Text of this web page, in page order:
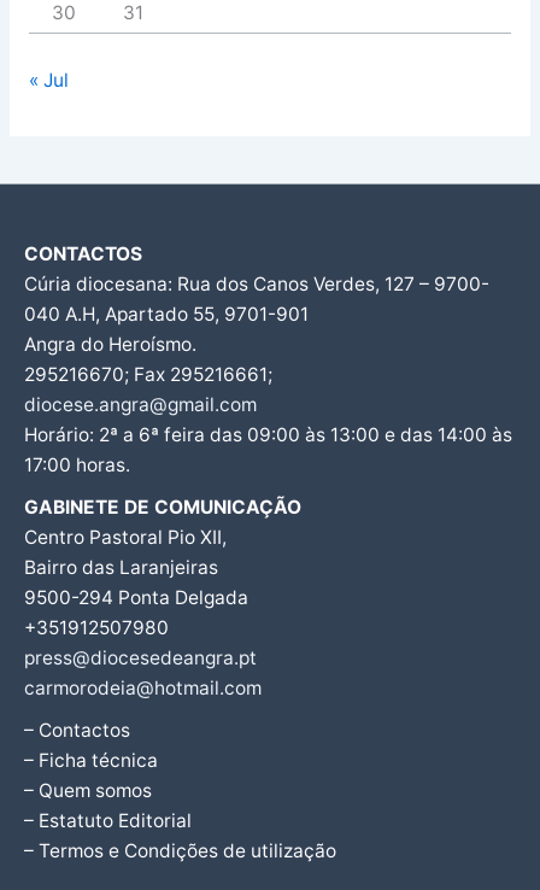
30
31
« Jul
CONTACTOS
Cúria diocesana: Rua dos Canos Verdes, 127 – 9700-
040 A.H, Apartado 55, 9701-901
Angra do Heroísmo.
295216670; Fax 295216661;
diocese.angra@gmail.com
Horário: 2ª a 6ª feira das 09:00 às 13:00 e das 14:00 às
17:00 horas.
GABINETE DE COMUNICAÇÃO
Centro Pastoral Pio XII,
Bairro das Laranjeiras
9500-294 Ponta Delgada
+351912507980
press@diocesedeangra.pt
carmorodeia@hotmail.com
– Contactos
– Ficha técnica
– Quem somos
– Estatuto Editorial
– Termos e Condições de utilização